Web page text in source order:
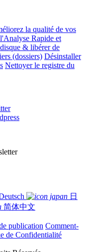
la qualité de vos
Rapide et
& libérer de
(dossiers) Désinstaller
Nettoyer le registre du
日
简体中文
publication Comment-
de Confidentialité